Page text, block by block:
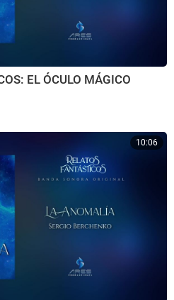
EL ÓCULO MÁGICO
10:06